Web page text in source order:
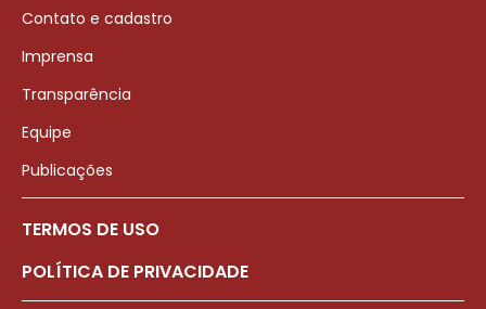
Contato e cadastro
Imprensa
Transparência
Equipe
Publicações
TERMOS DE USO
POLÍTICA DE PRIVACIDADE